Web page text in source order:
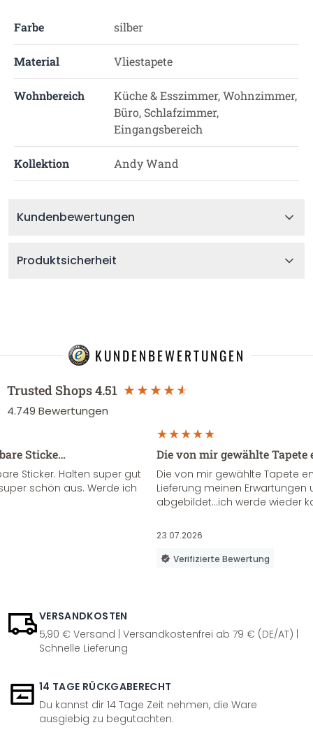
Farbe silber
Material Vliestapete
Wohnbereich
Küche & Esszimmer, Wohnzimmer,
Büro, Schlafzimmer,
Eingangsbereich
Kollektion Andy Wand
Kundenbewertungen
Produktsicherheit
KUNDENBEWERTUNGEN
Trusted Shops4.51
4.749 Bewertungen
Sticke…
Sticker. Halten super gut
schön aus. Werde ich
Die von mir gewählte
Die von mir gewählte Tapete
Lieferung meinen Erwartungen
abgebildet...ich werde wieder
23.07.2026
Verifizierte Bewertung
VERSANDKOSTEN
5,90 € Versand | Versandkostenfrei ab 79 € (DE/AT) |
Schnelle Lieferung
14 TAGE RÜCKGABERECHT
Du kannst dir 14 Tage Zeit nehmen, die Ware
ausgiebig zu begutachten.